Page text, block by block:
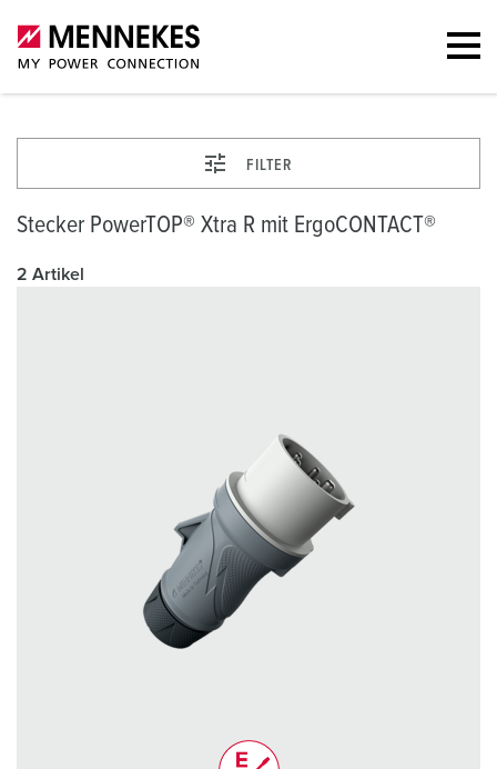
FILTER
Stecker PowerTOP® Xtra R mit ErgoCONTACT®
2 Artikel